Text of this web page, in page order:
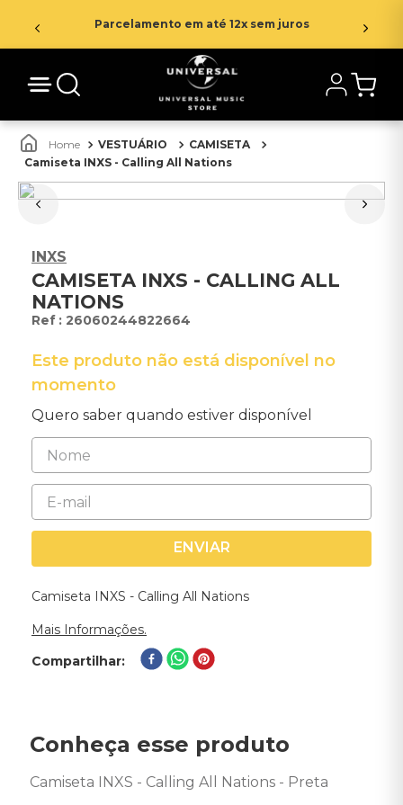
Parcelamento em até 12x sem juros
VESTUÁRIO
CAMISETA
Camiseta INXS - Calling All Nations
INXS
CAMISETA INXS - CALLING ALL
NATIONS
: 26060244822664
Este produto não está disponível no
momento
Quero saber quando estiver disponível
ENVIAR
Camiseta INXS - Calling All Nations
Mais Informações.
Compartilhar
Conheça esse produto
Camiseta INXS - Calling All Nations - Preta